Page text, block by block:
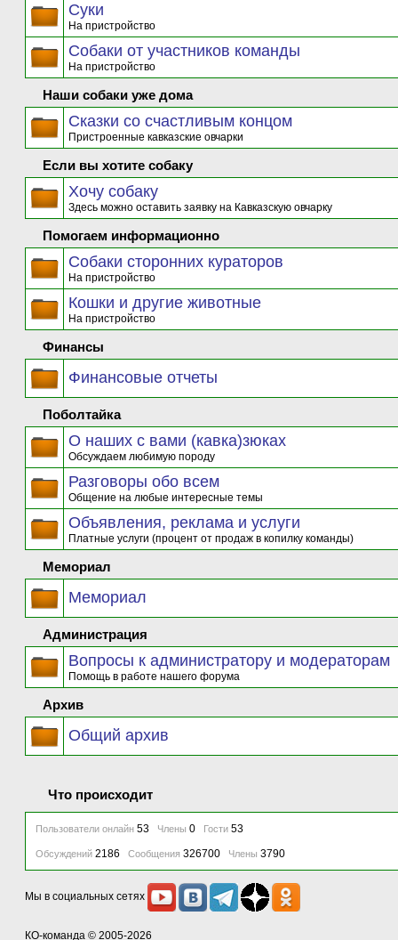
Суки
На пристройство
Собаки от участников команды
На пристройство
Наши собаки уже дома
Сказки со счастливым концом
Пристроенные кавказские овчарки
Если вы хотите собаку
Хочу собаку
Здесь можно оставить заявку на Кавказскую овчарку
Помогаем информационно
Собаки сторонних кураторов
На пристройство
Кошки и другие животные
На пристройство
Финансы
Финансовые отчеты
Поболтайка
О наших с вами (кавка)зюках
Обсуждаем любимую породу
Разговоры обо всем
Общение на любые интересные темы
Объявления, реклама и услуги
Платные услуги (процент от продаж в копилку команды)
Мемориал
Мемориал
Администрация
Вопросы к администратору и модераторам
Помощь в работе нашего форума
Архив
Общий архив
Что происходит
Пользователи онлайн 53 Члены 0 Гости 53
Обсуждений 2186 Сообщения 326700 Члены 3790
Мы в социальных сетях
КО-команда © 2005-2026